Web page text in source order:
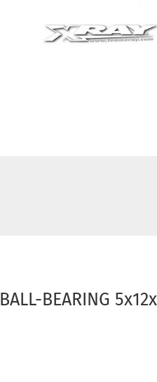
BALL-BEARING